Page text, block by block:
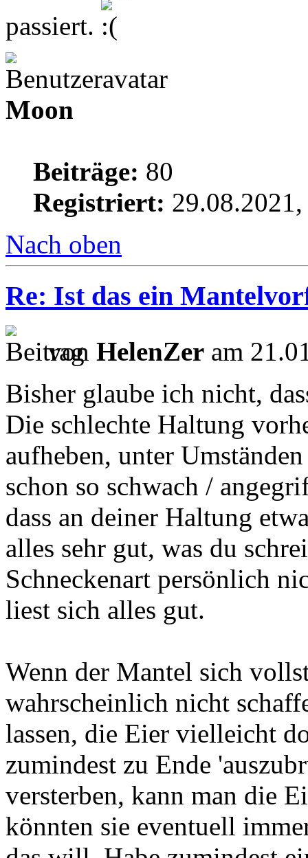
passiert.
Moon
Beiträge: 80
Registriert:
Nach oben
Re: Ist das ein
von HelenZer am
Bisher glaube ich nicht,
Die schlechte Haltung
aufheben, unter
schon so schwach /
dass an deiner Haltung
alles sehr gut, was du
Schneckenart persönlich
liest sich alles gut.
Wenn der Mantel sich
wahrscheinlich nicht
lassen, die Eier vielleicht
zumindest zu Ende
versterben, kann man die
könnten sie eventuell